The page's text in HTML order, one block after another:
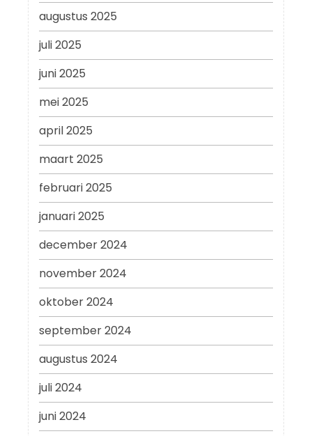
augustus 2025
juli 2025
juni 2025
mei 2025
april 2025
maart 2025
februari 2025
januari 2025
december 2024
november 2024
oktober 2024
september 2024
augustus 2024
juli 2024
juni 2024